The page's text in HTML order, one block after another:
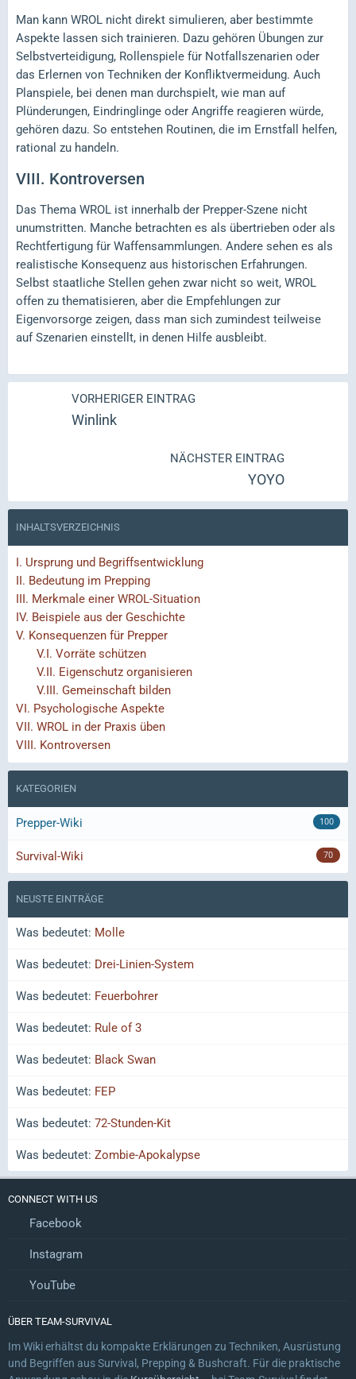
Man kann WROL nicht direkt simulieren, aber bestimmte
Aspekte lassen sich trainieren. Dazu gehören Übungen zur
Selbstverteidigung, Rollenspiele für Notfallszenarien oder
das Erlernen von Techniken der Konfliktvermeidung. Auch
Planspiele, bei denen man durchspielt, wie man auf
Plünderungen, Eindringlinge oder Angriffe reagieren würde,
gehören dazu. So entstehen Routinen, die im Ernstfall helfen,
rational zu handeln.
VIII. Kontroversen
Das Thema WROL ist innerhalb der Prepper-Szene nicht
unumstritten. Manche betrachten es als übertrieben oder als
Rechtfertigung für Waffensammlungen. Andere sehen es als
realistische Konsequenz aus historischen Erfahrungen.
Selbst staatliche Stellen gehen zwar nicht so weit, WROL
offen zu thematisieren, aber die Empfehlungen zur
Eigenvorsorge zeigen, dass man sich zumindest teilweise
auf Szenarien einstellt, in denen Hilfe ausbleibt.
VORHERIGER EINTRAG
Winlink
NÄCHSTER EINTRAG
YOYO
INHALTSVERZEICHNIS
I. Ursprung und Begriffsentwicklung
II. Bedeutung im Prepping
III. Merkmale einer WROL-Situation
IV. Beispiele aus der Geschichte
V. Konsequenzen für Prepper
V.I. Vorräte schützen
V.II. Eigenschutz organisieren
V.III. Gemeinschaft bilden
VI. Psychologische Aspekte
VII. WROL in der Praxis üben
VIII. Kontroversen
KATEGORIEN
Prepper-Wiki 100
Survival-Wiki 70
NEUSTE EINTRÄGE
Was bedeutet: Molle
Was bedeutet: Drei-Linien-System
Was bedeutet: Feuerbohrer
Was bedeutet: Rule of 3
Was bedeutet: Black Swan
Was bedeutet: FEP
Was bedeutet: 72-Stunden-Kit
Was bedeutet: Zombie-Apokalypse
CONNECT WITH US
Facebook
Instagram
YouTube
ÜBER TEAM-SURVIVAL
Im Wiki erhältst du kompakte Erklärungen zu Techniken, Ausrüstung
und Begriffen aus Survival, Prepping & Bushcraft. Für die praktische